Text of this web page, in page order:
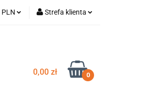
PLN Strefa klienta
Dodaj zgłoszenie
0,00 zł 0